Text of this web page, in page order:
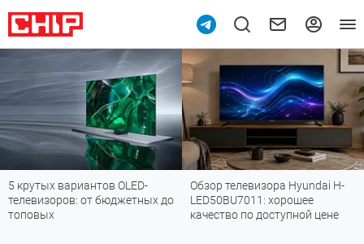
5 крутых вариантов OLED-
телевизоров: от бюджетных до
топовых
Обзор телевизора Hyundai H-
LED50BU7011: хорошее
качество по доступной цене